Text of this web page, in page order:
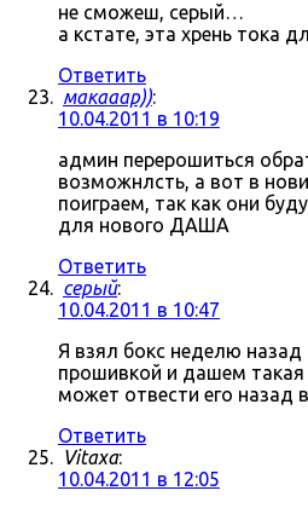
не сможеш, серый…
а кстате, эта хрень тока
Ответить
макааар)):
10.04.2011 в 10:19
админ перерошиться
возможнлсть, а вот в
поиграем, так как они
для нового ДАША
Ответить
серый:
10.04.2011 в 10:47
Я взял бокс неделю
прошивкой и дашем такая
может отвести его назад
Ответить
Vitaxa:
10.04.2011 в 12:05